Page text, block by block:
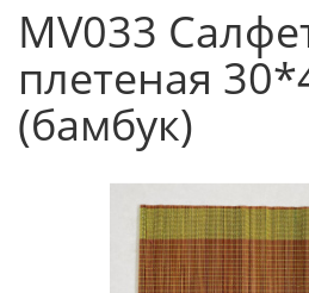
MV033
плетеная
(бамбук)